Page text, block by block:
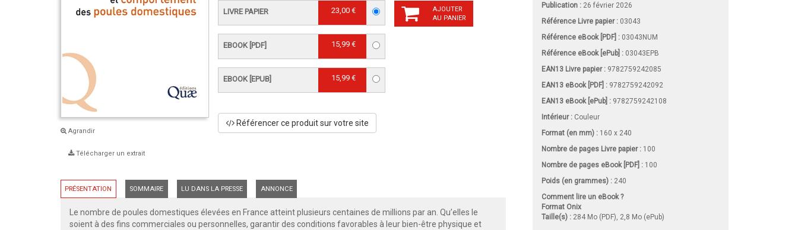
Agrandir
Télécharger un extrait
LIVRE PAPIER 23,00 €
EBOOK [PDF] 15,99 €
EBOOK [EPUB] 15,99 €
AJOUTER
AU PANIER
Référencer ce produit sur votre site
PRÉSENTATION SOMMAIRE LU DANS LA PRESSE ANNONCE
Le nombre de poules domestiques élevées en France atteint plusieurs centaines de millions par an. Qu’elles le
soient à des fins commerciales ou personnelles, garantir des conditions favorables à leur bien-être physique et
Publication : 26 février 2026
Référence Livre papier : 03043
Référence eBook [PDF] : 03043NUM
Référence eBook [ePub] : 03043EPB
EAN13 Livre papier : 9782759242085
EAN13 eBook [PDF] : 9782759242092
EAN13 eBook [ePub] : 9782759242108
Intérieur : Couleur
Format (en mm) : 160 x 240
Nombre de pages Livre papier: 100
Nombre de pages eBook [PDF] : 100
Poids (en grammes) : 240
Comment lire un eBook ?
Format Onix
Taille(s) : 284 Mo (PDF), 2,8 Mo (ePub)